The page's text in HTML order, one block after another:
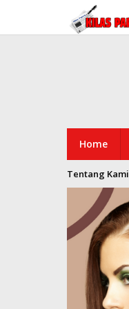
konten
Home
Tentang Kami